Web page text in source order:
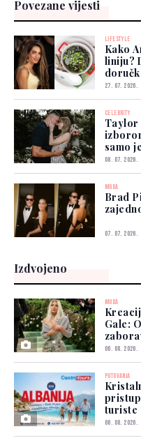
Povezane vijesti
LIFESTYLE
Kako
liniju?
27. 07. 2026.
CELEBRITY
Taylor
samo
08. 07. 2026.
MODA
Brad
07. 07. 2026.
Izdvojeno
MODA
Gale:
06. 08. 2026.
PUTOVANJA
turiste
06. 08. 2026.